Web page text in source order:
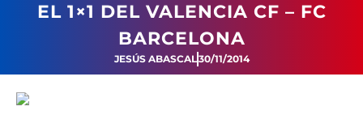
EL 1×1 DEL VALENCIA CF – FC
BARCELONA
JESÚS ABASCAL30/11/2014